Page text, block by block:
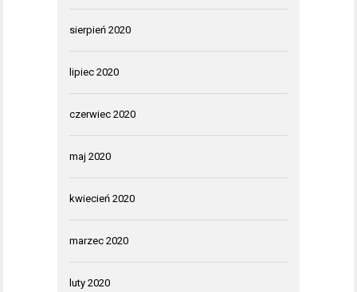
sierpień 2020
lipiec 2020
czerwiec 2020
maj 2020
kwiecień 2020
marzec 2020
luty 2020